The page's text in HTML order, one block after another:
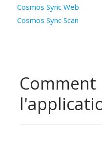
Connexion
Cosmos Sync Web
Cosmos Sync Scan